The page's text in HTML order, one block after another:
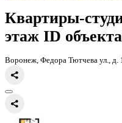
Главная КаталогВсе ЖК
Квартиры-
этаж